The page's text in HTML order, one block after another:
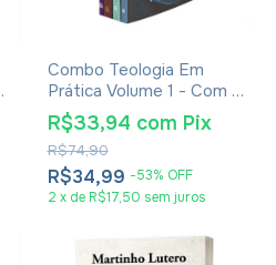
Combo Teologia Em
Prática Volume 1 - Com 4
Livros
R$34,99 -53% OFF
R$74,90
R$33,94 com Pix
2 x de R$17,50 sem juros